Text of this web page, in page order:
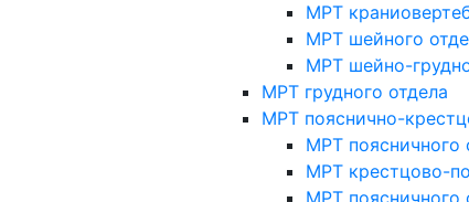
МРТ
МРТ шейного
МРТ шейно-
МРТ грудного отдела
МРТ пояснично-
МРТ поясничного
МРТ крестцово-
МРТ поясничного